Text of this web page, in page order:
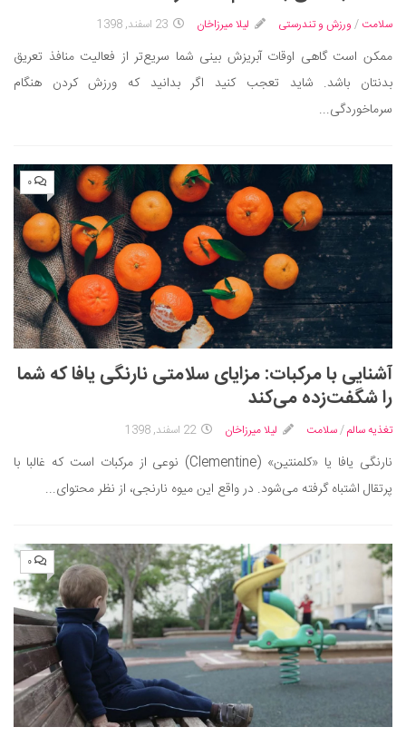
تلویزیون
موسیقی
چهره‌ها
عکاسی و هنرهای تجسمی
تاریخ
معماری
علمی
فناوری‌ها
نجوم و هوا فضا
زمین و محیط زیست
خودرو
سرگرمی
دانستنی‌ها
بازی
طنز
مسابقه
اخبار
سلامت / ورزش و تندرستی لیلا میرزاخان 23 اسفند, 1398
ممکن است گاهی اوقات آبریزش بینی شما سریع‌تر از فعالیت منافذ تعریق
بدنتان باشد. شاید تعجب کنید اگر بدانید که ورزش کردن هنگام
سرماخوردگی...
۰
آشنایی با مرکبات: مزایای سلامتی نارنگی یافا که شما
را شگفت‌زده می‌کند
تغذیه سالم/سلامت لیلا میرزاخان 22 اسفند, 1398
نارنگی یافا یا «کلمنتین» (Clementine) نوعی از مرکبات است که غالبا با
پرتقال اشتباه گرفته می‌شود. در واقع این میوه نارنجی، از نظر محتوای...
۰